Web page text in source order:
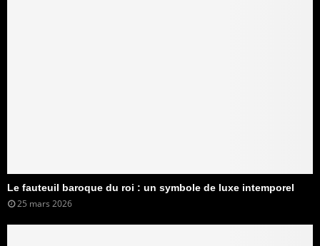
Le fauteuil baroque du roi : un symbole de luxe intemporel
25 mars 2026